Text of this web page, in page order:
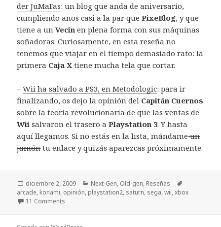
der JuMaFas: un blog que anda de aniversario,
cumpliendo años casi a la par quePixeBlog, y que
tiene a unVecin en plena forma con sus máquinas
soñadoras. Curiosamente, en esta reseña no
tenemos que viajar en el tiempo demasiado rato: la
primera Caja X tiene mucha tela que cortar.
–Wii ha salvado a PS3, en Metodologic: para ir
finalizando, os dejo la opinión del Capitán Cuernos
sobre la teoría revolucionaria de que las ventas de
Wii salvaron el trasero aPlaystation 3. Y hasta
aquí llegamos. Si no estás en la lista, mándameun
jamóntu enlace y quizás aparezcas próximamente.
Publicado
el
diciembre 2, 2009 Categorías
Next-Gen, Old-gen, Reseñas
arcade, konami, opinión, playstation2, saturn, sega,wii,xbox
11 Comments